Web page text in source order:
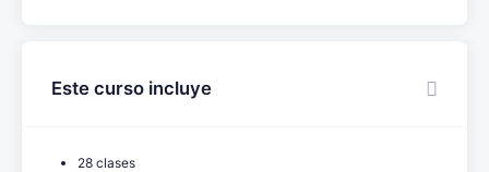
Este curso incluye
28 clases